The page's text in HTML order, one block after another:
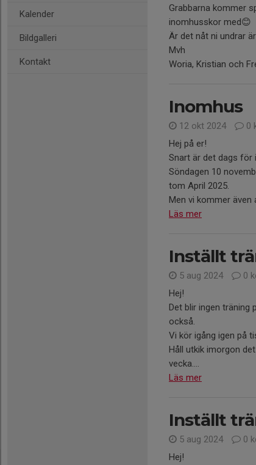
Kalender
Bildgalleri
Kontakt
Grabbarna kommer
inomhusskor med😊
Är det nåt ni undrar
Mvh
Woria, Kristian och
Inomhus
12 okt 2024
0
Hej på er!
Snart är det dags för
Söndagen 10
tom April 2025.
Men vi kommer även
Läs mer
Inställt
5 aug 2024
0
Hej!
Det blir ingen träning
också.
Vi kör igång igen på
Håll utkik imorgon
vecka....
Läs mer
Inställt
5 aug 2024
0
Hej!